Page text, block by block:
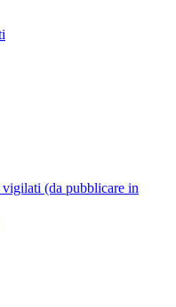
(da pubblicare in